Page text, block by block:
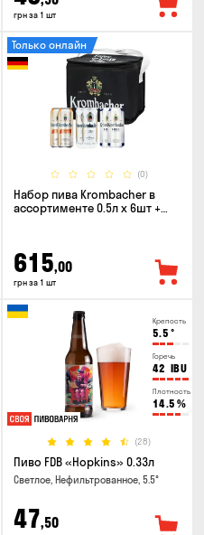
грн за 1 шт
(0)
Только онлайн
Набор пива Krombacher в
ассортименте 0.5л х 6шт +
615,00
грн за 1 шт
Крепость
5.5 °
Горечь
42 IBU
Плотность
14.5 %
(28)
Пиво FDB «Hopkins» 0.33л
Светлое, Нефильтрованное, 5.5°
47,50